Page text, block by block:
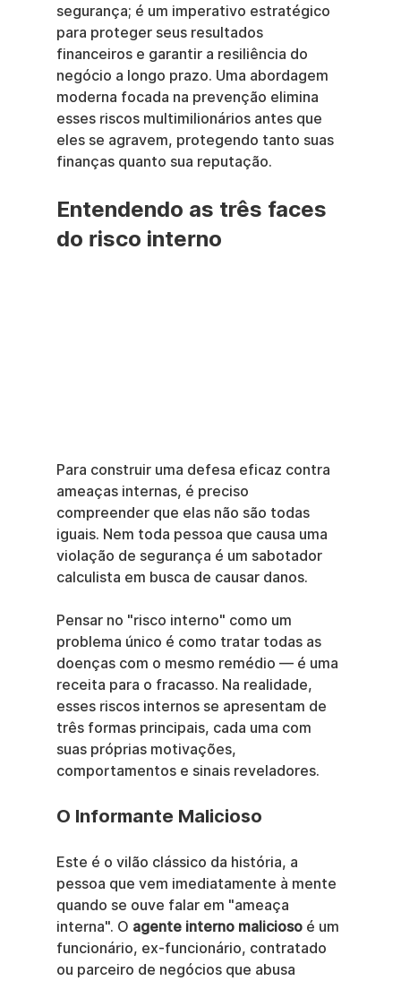
segurança; é um imperativo estratégico
para proteger seus resultados
financeiros e garantir a resiliência do
negócio a longo prazo. Uma abordagem
moderna focada na prevenção elimina
esses riscos multimilionários antes que
eles se agravem, protegendo tanto suas
finanças quanto sua reputação.
Entendendo as três faces
do risco interno
Para construir uma defesa eficaz contra
ameaças internas, é preciso
compreender que elas não são todas
iguais. Nem toda pessoa que causa uma
violação de segurança é um sabotador
calculista em busca de causar danos.
Pensar no "risco interno" como um
problema único é como tratar todas as
doenças com o mesmo remédio — é uma
receita para o fracasso. Na realidade,
esses riscos internos se apresentam de
três formas principais, cada uma com
suas próprias motivações,
comportamentos e sinais reveladores.
O Informante Malicioso
Este é o vilão clássico da história, a
pessoa que vem imediatamente à mente
quando se ouve falar em "ameaça
interna". O agente interno malicioso é um
funcionário, ex-funcionário, contratado
ou parceiro de negócios que abusa